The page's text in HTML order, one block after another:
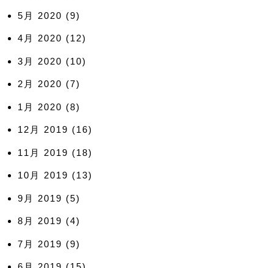
5月 2020 (9)
4月 2020 (12)
3月 2020 (10)
2月 2020 (7)
1月 2020 (8)
12月 2019 (16)
11月 2019 (18)
10月 2019 (13)
9月 2019 (5)
8月 2019 (4)
7月 2019 (9)